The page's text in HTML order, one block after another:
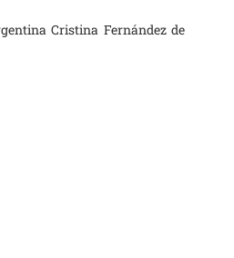
Cristina Fernández de